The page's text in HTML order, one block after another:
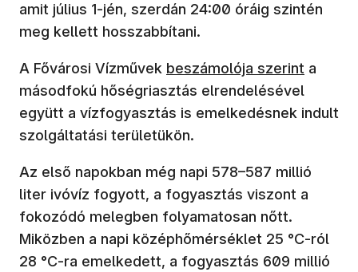
amit július 1-jén, szerdán 24:00 óráig szintén
meg kellett hosszabbítani.
A Fővárosi Vízművek beszámolója szerint a
másodfokú hőségriasztás elrendelésével
együtt a vízfogyasztás is emelkedésnek indult
szolgáltatási területükön.
Az első napokban még napi 578–587 millió
liter ivóvíz fogyott, a fogyasztás viszont a
fokozódó melegben folyamatosan nőtt.
Miközben a napi középhőmérséklet 25 °C-ról
28 °C-ra emelkedett, a fogyasztás 609 millió